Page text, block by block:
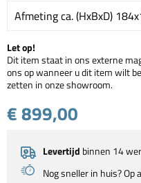
Afmeting ca. (HxBxD)
Let op!
Dit item staat in ons externe
ons op wanneer u dit item wilt
zetten in onze showroom.
€ 899,00
Levertijd binnen 14
Nog sneller in huis?